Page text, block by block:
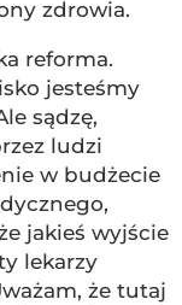
zdrowia.
reforma.
jesteśmy
sądzę,
ludzi
w budżecie
jakieś wyjście
lekarzy
że tutaj